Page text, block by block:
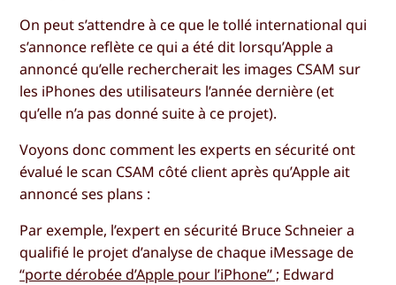
On peut s’attendre à ce que le tollé international qui
s’annonce reflète ce qui a été dit lorsqu’Apple a
annoncé qu’elle rechercherait les images CSAM sur
les iPhones des utilisateurs l’année dernière (et
qu’elle n’a pas donné suite à ce projet).
Voyons donc comment les experts en sécurité ont
évalué le scan CSAM côté client après qu’Apple ait
annoncé ses plans :
Par exemple, l’expert en sécurité Bruce Schneier a
qualifié le projet d’analyse de chaque iMessage de
“porte dérobée d’Apple pour l’iPhone” ; Edward